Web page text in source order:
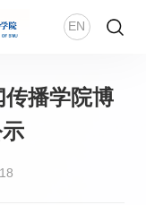
EN
播学院博